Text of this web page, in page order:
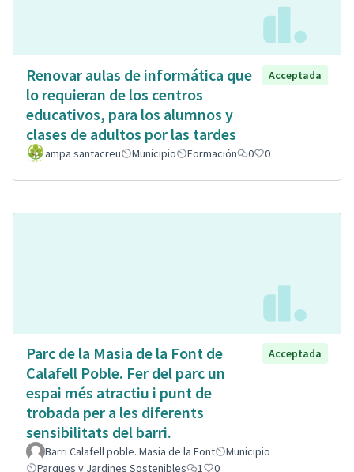
Renovar aulas de informática que
lo requieran de los centros
educativos, para los alumnos y
clases de adultos por las tardes
Acceptada
ampa santacreu Municipio Formación 0 0
Parc de la Masia de la Font de
Calafell Poble. Fer del parc un
espai més atractiu i punt de
trobada per a les diferents
sensibilitats del barri.
Acceptada
Barri Calafell poble. Masia de la Font
Municipio
Parques y Jardines Sostenibles
1 0